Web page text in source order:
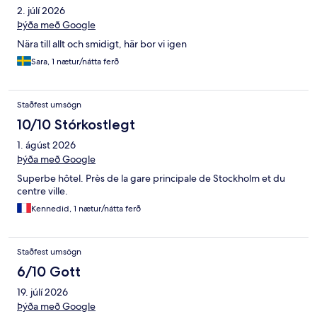
2. júlí 2026
Þýða með Google
Nära till allt och smidigt, här bor vi igen
Sara, 1 nætur/nátta ferð
Staðfest umsögn
10/10 Stórkostlegt
1. ágúst 2026
Þýða með Google
Superbe hôtel. Près de la gare principale de Stockholm et du
centre ville.
Kennedid, 1 nætur/nátta ferð
Staðfest umsögn
6/10 Gott
19. júlí 2026
Þýða með Google